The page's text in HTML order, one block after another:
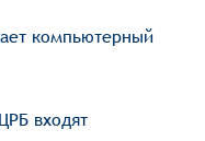
компьютерный
входят